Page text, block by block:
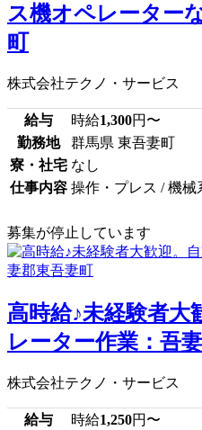
ス機オペレーター
町
株式会社テクノ・サービス
給与 時給1,300円〜
勤務地
群馬県 東吾妻町
寮・社宅 なし
仕事内容 操作・プレス / 機械
募集が停止しています
高時給♪未経験者大
レーター作業：吾
株式会社テクノ・サービス
給与 時給1,250円〜